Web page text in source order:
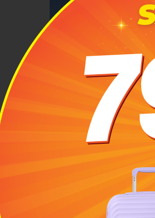
Bạn hoàn toàn có thể
gian vô
1.2 Thời tiết Châu
Thời tiết tháng 6 tại châu